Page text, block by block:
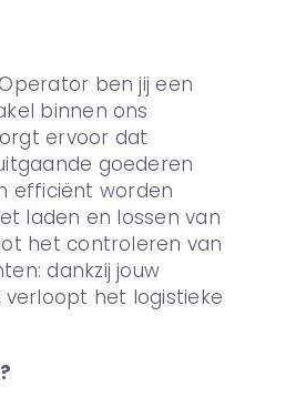
ben jij een
binnen ons
ervoor dat
goederen
efficiënt worden
laden en lossen van
het controleren van
dankzij jouw
verloopt het logistieke